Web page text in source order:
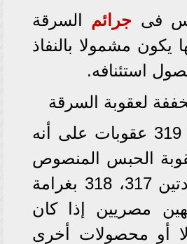
فى جرائم السرقة
يكون مشمولا بالنفاذ
استئنافه.
لعقوبة السرقة
نصت المادة 319 عقوبات على أنه
الحبس المنصوص
عليها فى المادتين 317، 318 بغرامة
مصريين إذا كان
أو محصولات أخرى